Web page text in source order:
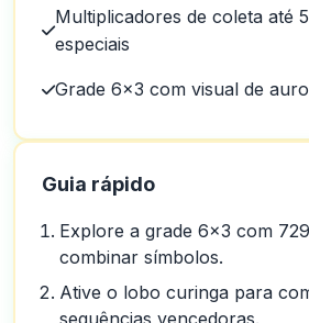
Multiplicadores de coleta até
especiais
Grade 6x3 com visual de
Guia rápido
Explore a grade 6x3 com
combinar símbolos.
Ative o lobo curinga para
sequências vencedoras.